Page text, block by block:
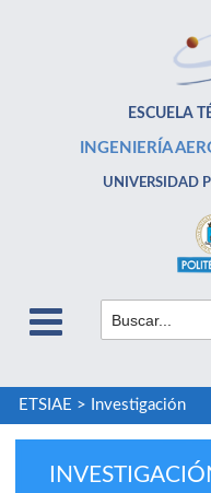
ESCUELA
INGENIERÍA
UNIVERSIDAD
ETSIAE > Investigación